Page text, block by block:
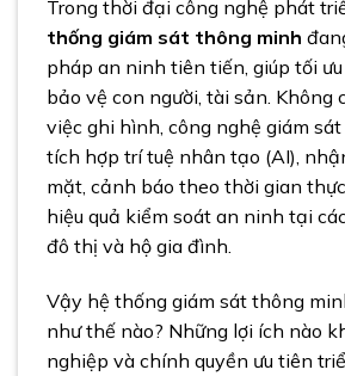
Trong thời đại công nghệ phát
thống giám sát thông minh
pháp an ninh tiên tiến, giúp tối
bảo vệ con người, tài sản. Không
việc ghi hình, công nghệ giám
tích hợp trí tuệ nhân tạo (AI),
mặt, cảnh báo theo thời gian
hiệu quả kiểm soát an ninh tại
đô thị và hộ gia đình.
Vậy hệ thống giám sát thông
như thế nào? Những lợi ích nào
nghiệp và chính quyền ưu tiên